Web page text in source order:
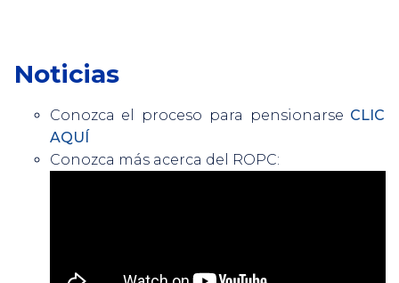
Noticias
Conozca el proceso para pensionarse CLIC
AQUÍ
Conozca más acerca del ROPC: